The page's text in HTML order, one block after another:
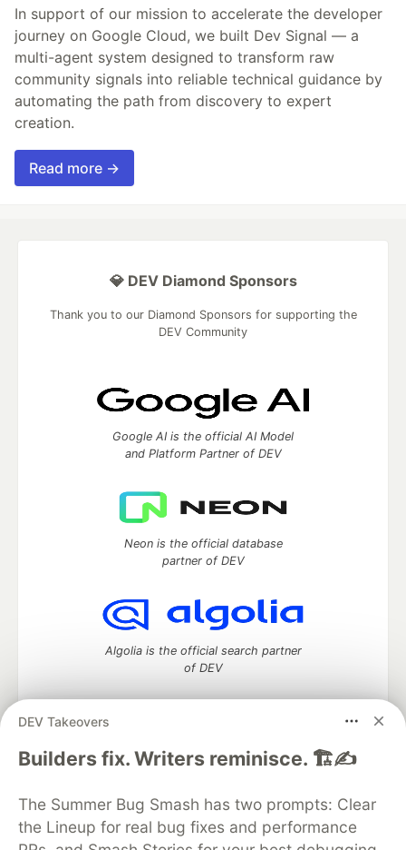
In support of our mission to accelerate the developer
journey on Google Cloud, we built Dev Signal — a
multi-agent system designed to transform raw
community signals into reliable technical guidance by
automating the path from discovery to expert
creation.
Read more →
DEV Takeovers
Builders fix. Writers reminisce. 🏗️✍️
The Summer Bug Smash has two prompts: Clear
the Lineup for real bug fixes and performance
💎 DEV Diamond Sponsors
Thank you to our Diamond Sponsors for supporting the
DEV Community
Google AI is the official AI Model
and Platform Partner of DEV
Neon is the official database
partner of DEV
Algolia is the official search partner
of DEV
DEV Community— A space to discuss and keep up software
DEV Education Tracks
DEV Help
Advertise on DEV
Organization Accounts
DEV Showcase About
Contact